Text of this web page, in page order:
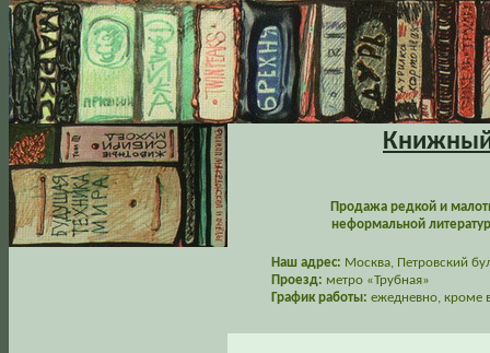
Книжный
Продажа редкой и
неформальной
Наш адрес: Москва, Петровский
Проезд: метро «Трубная»
График работы: ежедневно, кроме